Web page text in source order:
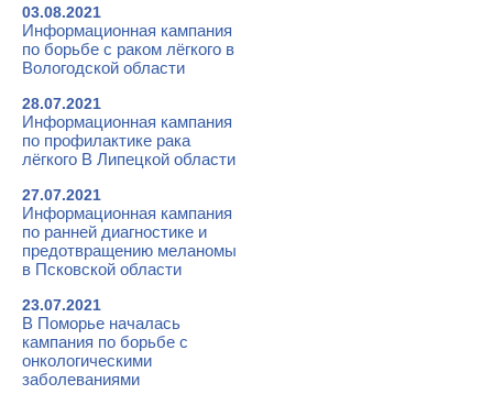
03.08.2021
Информационная кампания
по борьбе с раком лёгкого в
Вологодской области
28.07.2021
Информационная кампания
по профилактике рака
лёгкого В Липецкой области
27.07.2021
Информационная кампания
по ранней диагностике и
предотвращению меланомы
в Псковской области
23.07.2021
В Поморье началась
кампания по борьбе с
онкологическими
заболеваниями